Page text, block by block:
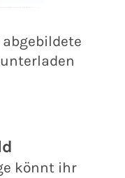
könnt ihr